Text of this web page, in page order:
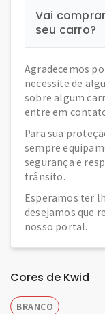
Vai
seu carro?
Agradecemos
necessite de
sobre algum
entre em
Para sua
sempre
segurança e
trânsito.
Esperamos ter
desejamos que
nosso portal.
Cores de Kwid
BRANCO